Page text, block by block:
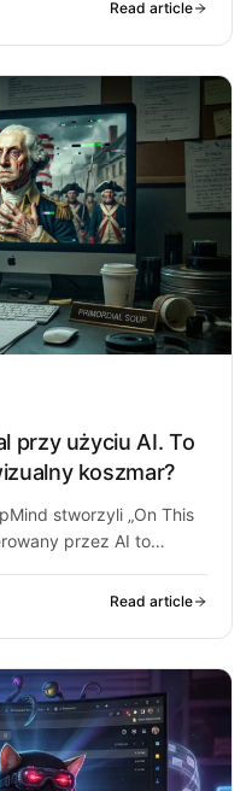
Read article
przy użyciu AI. To
koszmar?
stworzyli „On This
przez AI to
Read article